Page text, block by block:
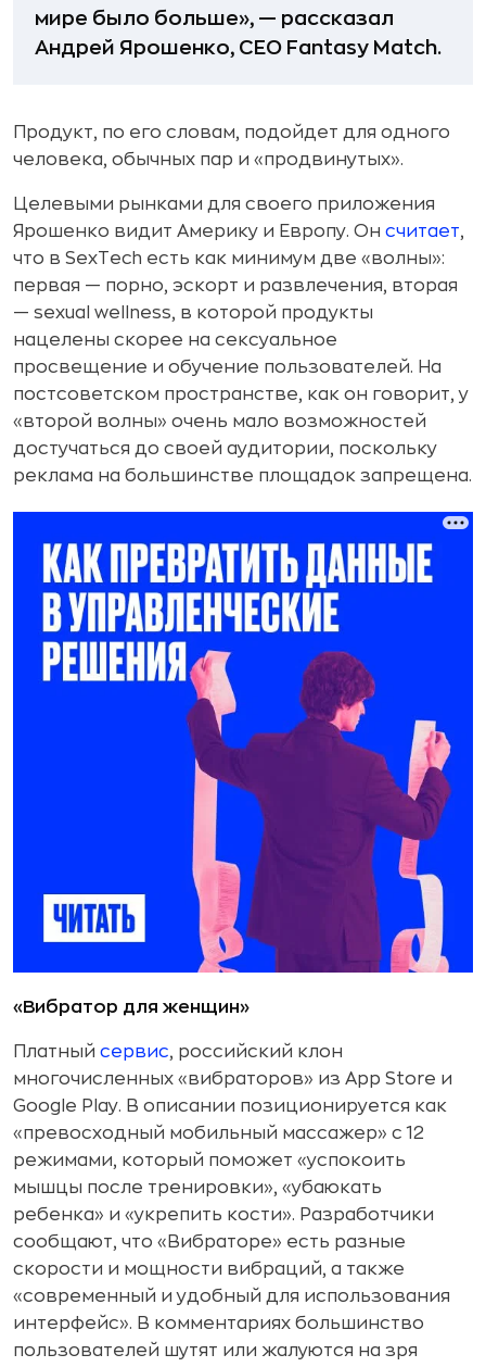
мире было больше», — рассказал
Андрей Ярошенко, СЕО Fantasy Match.
Продукт, по его словам, подойдет для одного
человека, обычных пар и «продвинутых».
Целевыми рынками для своего приложения
Ярошенко видит Америку и Европу. Он считает,
что в SexTech есть как минимум две «волны»:
первая — порно, эскорт и развлечения, вторая
— sexual wellness, в которой продукты
нацелены скорее на сексуальное
просвещение и обучение пользователей. На
постсоветском пространстве, как он говорит, у
«второй волны» очень мало возможностей
достучаться до своей аудитории, поскольку
реклама на большинстве площадок запрещена.
«Вибратор для женщин»
Платный сервис, российский клон
многочисленных «вибраторов» из App Store и
Google Play. В описании позиционируется как
«превосходный мобильный массажер» с 12
режимами, который поможет «успокоить
мышцы после тренировки», «убаюкать
ребенка» и «укрепить кости». Разработчики
сообщают, что «Вибраторе» есть разные
скорости и мощности вибраций, а также
«современный и удобный для использования
интерфейс». В комментариях большинство
пользователей шутят или жалуются на зря